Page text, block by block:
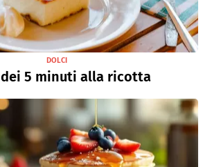
DOLCI
5 minuti alla ricotta